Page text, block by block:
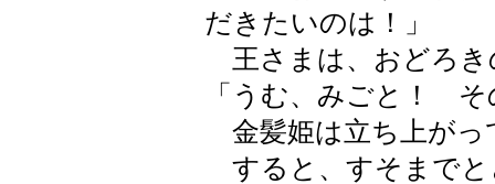
だきたいのは！」
王さまは、おどろき
「うむ、みごと！ そ
金髪姫は立ち上がっ
すると、すそまでと